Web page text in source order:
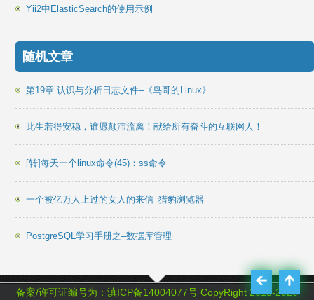
Yii2中ElasticSearch的使用示例
随机文章
第19章 认识与分析日志文件–《鸟哥的Linux》
此生若得安稳，谁愿颠沛流离！献给所有奋斗的互联网人！
[转]每天一个linux命令(45)：ss命令
一个被亿万人上过的女人的来信–猎豹浏览器
PostgreSQL学习手册之–数据库管理
备案/许可证编号为： 滇ICP备14004077号 CopyRight 2013-2020